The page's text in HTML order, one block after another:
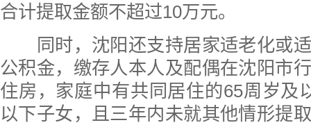
合计提取金额不超过10万元。
同时，沈阳还支持居家适老化或适
公积金，缴存人本人及配偶在沈阳市
住房，家庭中有共同居住的65周岁及
以下子女，且三年内未就其他情形提